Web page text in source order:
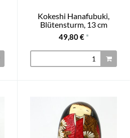
Kokeshi Hanafubuki,
Blütensturm, 13 cm
49,80 € *